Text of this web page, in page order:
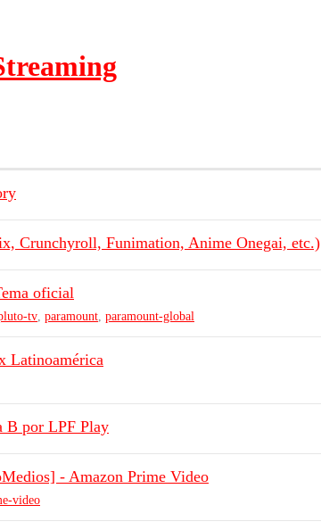
Crunchyroll, Funimation, Anime Onegai, etc.)
oficial
tv, paramount, paramount-global
Latinoamérica
B por LPF Play
- Amazon Prime Video
video